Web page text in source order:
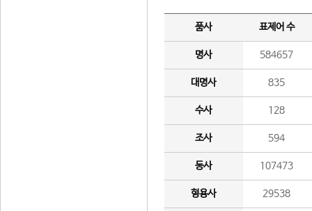
품사 표제어 수
명사 584657
대명사 835
수사 128
조사 594
동사 107473
형용사 29538